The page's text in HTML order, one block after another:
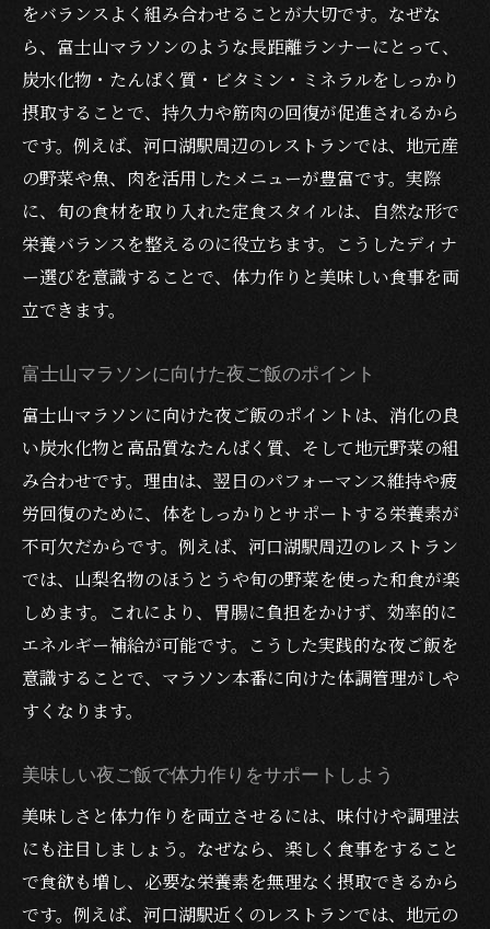
をバランスよく組み合わせることが大切です。なぜな
ら、富士山マラソンのような長距離ランナーにとって、
炭水化物・たんぱく質・ビタミン・ミネラルをしっかり
摂取することで、持久力や筋肉の回復が促進されるから
です。例えば、河口湖駅周辺のレストランでは、地元産
の野菜や魚、肉を活用したメニューが豊富です。実際
に、旬の食材を取り入れた定食スタイルは、自然な形で
栄養バランスを整えるのに役立ちます。こうしたディナ
ー選びを意識することで、体力作りと美味しい食事を両
立できます。
富士山マラソンに向けた夜ご飯のポイント
富士山マラソンに向けた夜ご飯のポイントは、消化の良
い炭水化物と高品質なたんぱく質、そして地元野菜の組
み合わせです。理由は、翌日のパフォーマンス維持や疲
労回復のために、体をしっかりとサポートする栄養素が
不可欠だからです。例えば、河口湖駅周辺のレストラン
では、山梨名物のほうとうや旬の野菜を使った和食が楽
しめます。これにより、胃腸に負担をかけず、効率的に
エネルギー補給が可能です。こうした実践的な夜ご飯を
意識することで、マラソン本番に向けた体調管理がしや
すくなります。
美味しい夜ご飯で体力作りをサポートしよう
美味しさと体力作りを両立させるには、味付けや調理法
にも注目しましょう。なぜなら、楽しく食事をすること
で食欲も増し、必要な栄養素を無理なく摂取できるから
です。例えば、河口湖駅近くのレストランでは、地元の